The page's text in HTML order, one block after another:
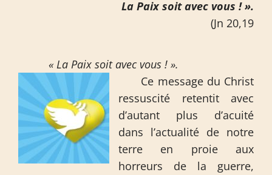
La Paix soit avec vous ! ».
(Jn 20,19
« La Paix soit avec vous ! ».
Ce message du Christ
ressuscité retentit avec
d’autant plus d’acuité
dans l’actualité de notre
terre en proie aux
horreurs de la guerre,